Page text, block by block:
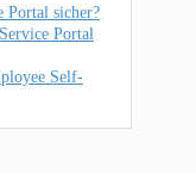
Portal sicher?
Portal
Self-